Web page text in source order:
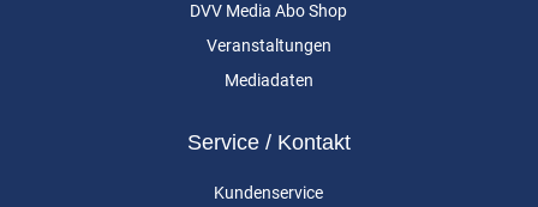
DVV Media Abo Shop
Veranstaltungen
Mediadaten
Service / Kontakt
Kundenservice